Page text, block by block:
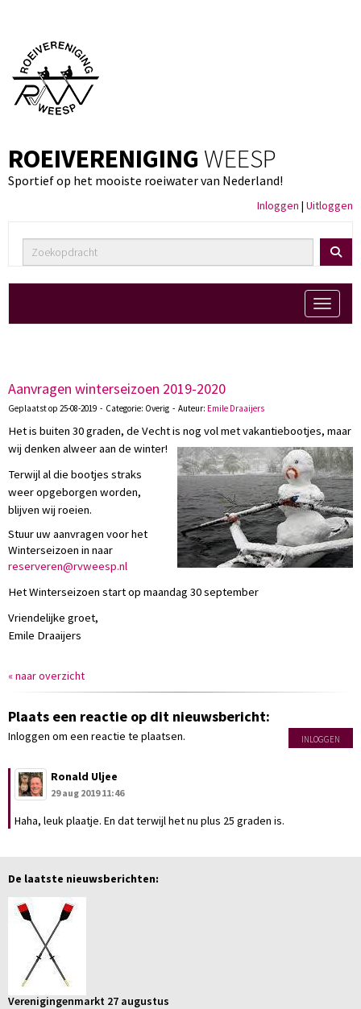
ROEIVERENIGING WEESP
Sportief op het mooiste roeiwater van Nederland!
Inloggen | Uitloggen
Toggle
Aanvragen winterseizoen 2019-2020
Geplaatst op 25-08-2019 - Categorie: Overig - Auteur: Emile Draaijers
Het is buiten 30 graden, de Vecht is nog vol met vakantiebootjes, maar
wij denken alweer aan de winter!
Terwijl al die bootjes straks
weer opgeborgen worden,
blijven wij roeien.
Stuur uw aanvragen voor het
Winterseizoen in naar
nerevreser@rvweesp.nl
Het Winterseizoen start op maandag 30 september
Vriendelijke groet,
Emile Draaijers
« naar overzicht
Plaats een reactie op dit nieuwsbericht:
Inloggen om een reactie te plaatsen. INLOGGEN
Ronald Uljee
29 aug 2019 11:46
Haha, leuk plaatje. En dat terwijl het nu plus 25 graden is.
De laatste nieuwsberichten:
Verenigingenmarkt 27 augustus